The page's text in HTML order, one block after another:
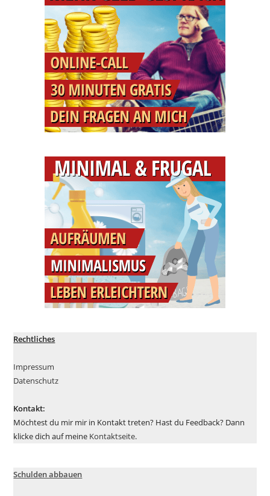
Rechtliches
Impressum
Datenschutz
Kontakt:
Möchtest du mir mir in Kontakt treten? Hast du Feedback? Dann
klicke dich auf meine Kontaktseite.
Schulden abbauen